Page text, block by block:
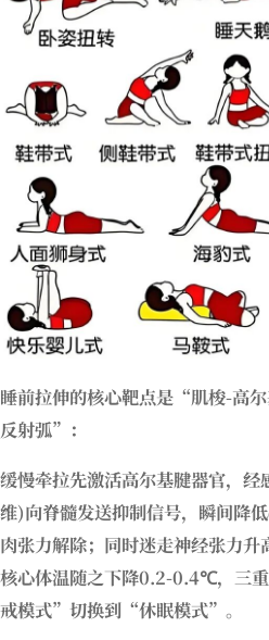
睡前拉伸的核心靶点是“肌梭-高
反射弧”：
缓慢牵拉先激活高尔基腱器官，
维)向脊髓发送抑制信号，瞬间降
肉张力解除；同时迷走神经张力升
核心体温随之下降0.2-0.4℃，三
戒模式”切换到“休眠模式”。